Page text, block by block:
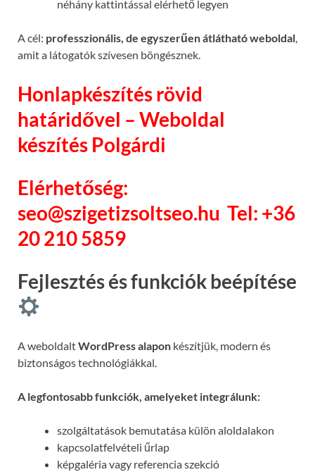
néhány kattintással elérhető legyen
A cél: professzionális, de egyszerűen átlátható weboldal,
amit a látogatók szívesen böngésznek.
Honlapkészítés rövid
határidővel – Weboldal
készítés Polgárdi
Elérhetőség:
seo@szigetizsoltseo.hu Tel: +36
20 210 5859
Fejlesztés és funkciók beépítése
A weboldaltWordPress alapon készítjük, modern és
biztonságos technológiákkal.
A legfontosabb funkciók, amelyeket integrálunk:
szolgáltatások bemutatása külön aloldalakon
kapcsolatfelvételi űrlap
képgaléria vagy referencia szekció